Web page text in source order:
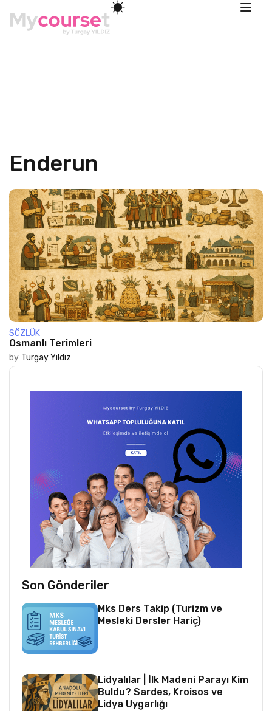
Enderun
SÖZLÜK
Osmanlı Terimleri
by Turgay Yıldız
Son Gönderiler
Mks Ders Takip (Turizm ve
Mesleki Dersler Hariç)
Lidyalılar | İlk Madeni Parayı Kim
Buldu? Sardes, Kroisos ve
Lidya Uygarlığı